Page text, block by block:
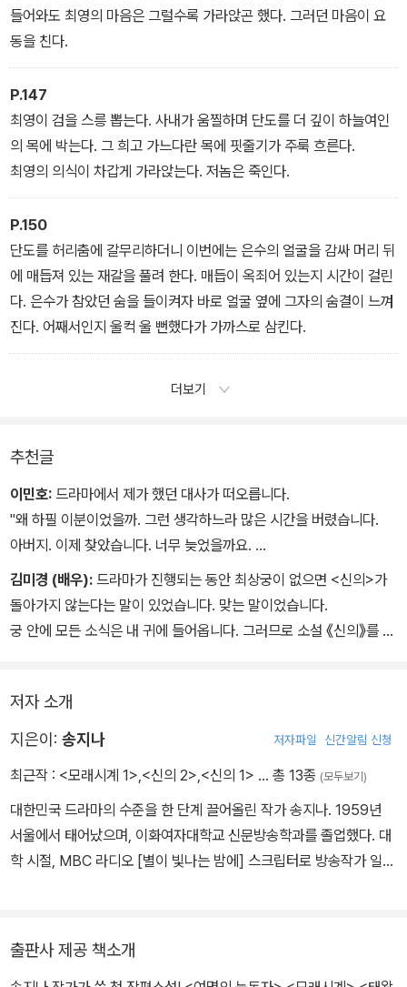
들어와도 최영의 마음은 그럴수록 가라앉곤 했다. 그러던 마음이 요
동을 친다.
P.147
최영이 검을 스릉 뽑는다. 사내가 움찔하며 단도를 더 깊이 하늘여인
의 목에 박는다. 그 희고 가느다란 목에 핏줄기가 주룩 흐른다.
최영의 의식이 차갑게 가라앉는다. 저놈은 죽인다.
P.150
단도를 허리춤에 갈무리하더니 이번에는 은수의 얼굴을 감싸 머리 뒤
에 매듭져 있는 재갈을 풀려 한다. 매듭이 옥죄어 있는지 시간이 걸린
다. 은수가 참았던 숨을 들이켜자 바로 얼굴 옆에 그자의 숨결이 느껴
진다. 어째서인지 울컥 울 뻔했다가 가까스로 삼킨다.
더보기
추천글
이민호: 드라마에서 제가 했던 대사가 떠오릅니다.
"왜 하필 이분이었을까. 그런 생각하느라 많은 시간을 버렸습니다.
아버지. 이제 찾았습니다. 너무 늦었을까요.
허나 그분은 이리 대답할 것입니다. 괜찮다고. 다 잘될 거라고. 이제
시작이라고."
드라마는 끝났지만 소설 《신의》는 이제 시작입니다.
김미경 (배우): 드라마가 진행되는 동안 최상궁이 없으면 <신의>가
돌아가지 않는다는 말이 있었습니다. 맞는 말이었습니다.
궁 안에 모든 소식은 내 귀에 들어옵니다. 그러므로 소설 《신의》를 반
다. 제가 장담합니다.
저자 소개
지은이: 송지나 저자파일 신간알림 신청
최근작 : <모래시계 1>,<신의 2>,<신의 1> … 총 13종 (모두보기)
대한민국 드라마의 수준을 한 단계 끌어올린 작가 송지나. 1959년
서울에서 태어났으며, 이화여자대학교 신문방송학과를 졸업했다. 대
학 시절, MBC 라디오 [별이 빛나는 밤에] 스크립터로 방송작가 일을
님]으로 드라마 집필을 시작해 [인간시장] [여명의 눈동자] [모래시
출판사 제공 책소개